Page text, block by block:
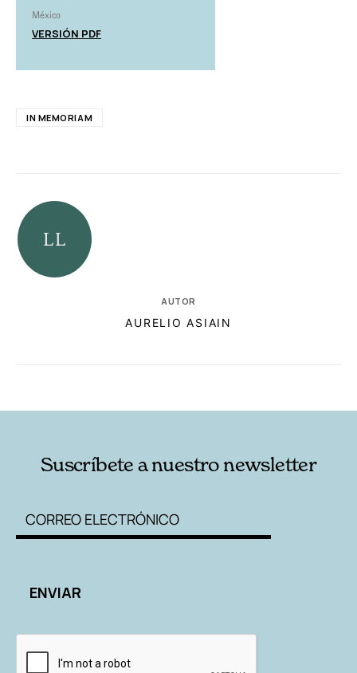
México
VERSIÓN PDF
IN MEMORIAM
AUTOR
AURELIO ASIAIN
Suscríbete a nuestro newsletter